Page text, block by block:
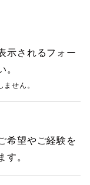
示されるフォー
。
せん。
希望やご経験を
す。